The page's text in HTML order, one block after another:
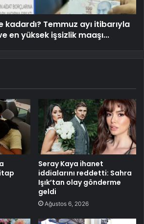
kadardı? Temmuz ayı itibarıyla
en yüksek işsizlik maaşı...
Seray Kaya ihanet
iddialarını reddetti: Sahra
Işık’tan olay gönderme
geldi
Ağustos 6, 2026